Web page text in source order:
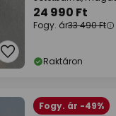
24 990 Ft
Fogy. ár33 490 Ft
Raktáron
Fogy. ár -49%